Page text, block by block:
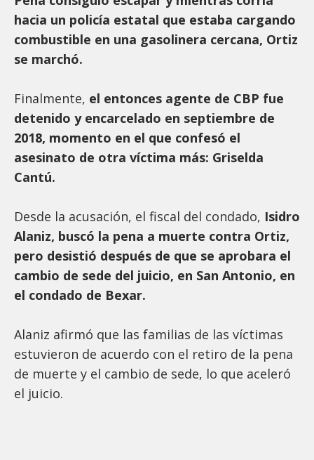
hacia un policía estatal que estaba cargando
combustible en una gasolinera cercana, Ortiz
se marchó.
Finalmente, el entonces agente de CBP fue
detenido y encarcelado en septiembre de
2018, momento en el que confesó el
asesinato de otra víctima más: Griselda
Cantú.
Desde la acusación, el fiscal del condado, Isidro
Alaniz, buscó la pena a muerte contra Ortiz,
pero desistió después de que se aprobara el
cambio de sede del juicio, en San Antonio, en
el condado de Bexar.
Alaniz afirmó que las familias de las víctimas
estuvieron de acuerdo con el retiro de la pena
de muerte y el cambio de sede, lo que aceleró
el juicio.